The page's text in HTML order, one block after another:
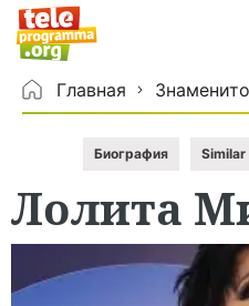
Главная
Биография
Лолита